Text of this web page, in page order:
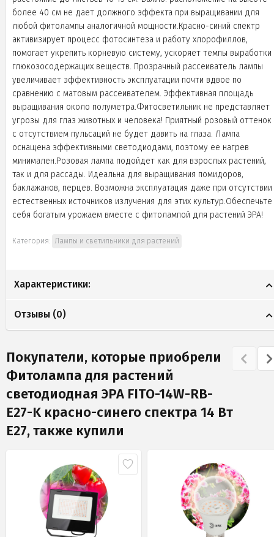
более 40 см не дает должного эффекта при выращивании для
любой фитолампы аналогичной мощности.Красно-синий спектр
активизирует процесс фотосинтеза и работу хлорофиллов,
помогает укрепить корневую систему, ускоряет темпы выработки
глюкозосодержащих веществ. Прозрачный рассеиватель лампы
увеличивает эффективность эксплуатации почти вдвое по
сравнению с матовым рассеивателем. Эффективная площадь
выращивания около полуметра.Фитосветильник не представляет
угрозы для глаз животных и человека! Приятный розовый оттенок
с отсутствием пульсаций не будет давить на глаза. Лампа
оснащена эффективными светодиодами, поэтому ее нагрев
минимален.Розовая лампа подойдет как для взрослых растений,
так и для рассады. Идеальна для выращивания помидоров,
баклажанов, перцев. Возможна эксплуатация даже при отсутствии
естественных источников излучения для этих культур.Обеспечьте
себя богатым урожаем вместе с фитолампой для растений ЭРА!
Категория: Лампы и светильники для растений
Характеристики:
Отзывы (0)
Покупатели, которые приобрели
Фитолампа для растений
светодиодная ЭРА FITO-14W-RB-
E27-K красно-синего спектра 14 Вт
Е27, также купили